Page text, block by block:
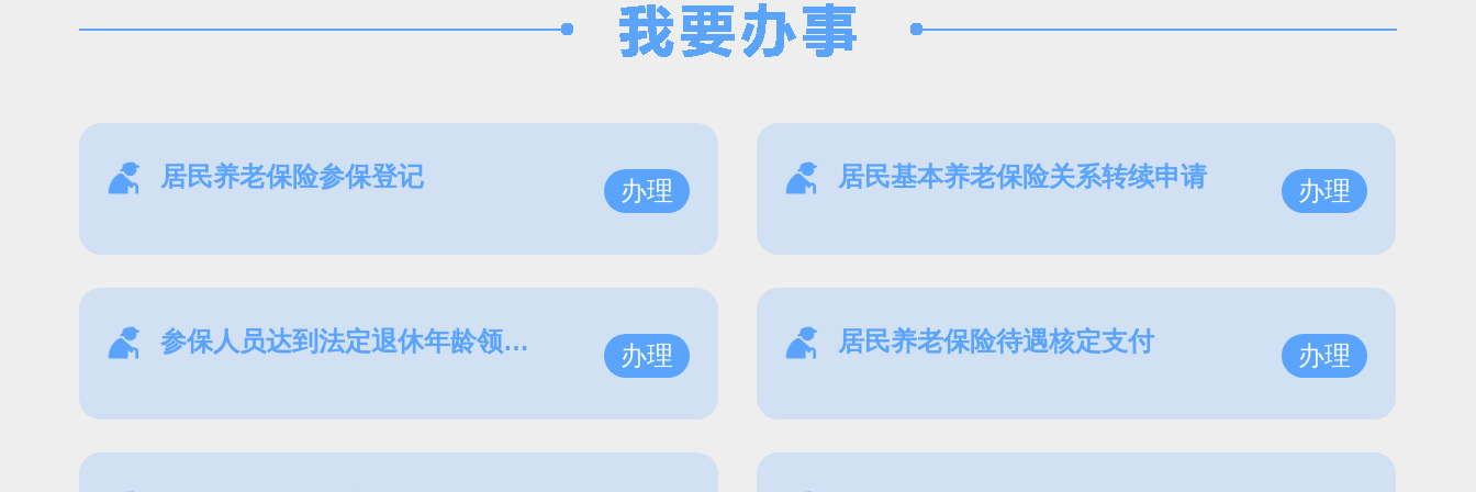
居民养老保险参保登记 办理 居民基本养老保险关系转续申请 办理
参保人员达到法定退休年龄领取基本养老保险待遇资格确认 办理 居民养老保险待遇核定支付 办理